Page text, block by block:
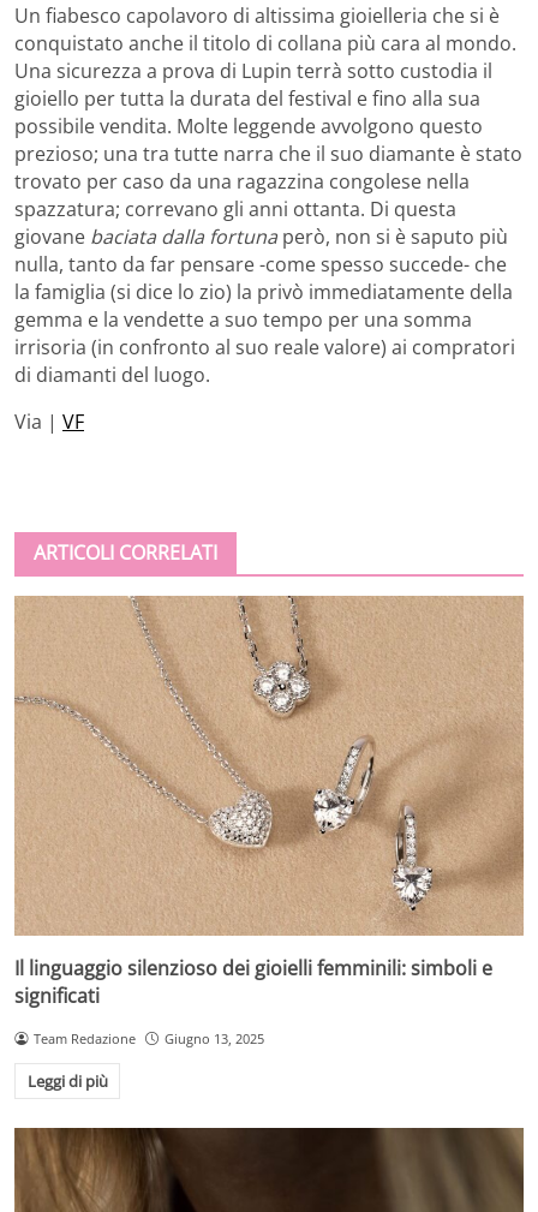
Un fiabesco capolavoro di altissima gioielleria che si è
conquistato anche il titolo di collana più cara al mondo.
Una sicurezza a prova di Lupin terrà sotto custodia il
gioiello per tutta la durata del festival e fino alla sua
possibile vendita. Molte leggende avvolgono questo
prezioso; una tra tutte narra che il suo diamante è stato
trovato per caso da una ragazzina congolese nella
spazzatura; correvano gli anni ottanta. Di questa
giovane baciata dalla fortuna però, non si è saputo più
nulla, tanto da far pensare -come spesso succede- che
la famiglia (si dice lo zio) la privò immediatamente della
gemma e la vendette a suo tempo per una somma
irrisoria (in confronto al suo reale valore) ai compratori
di diamanti del luogo.
Via | VF
ARTICOLI CORRELATI
Il linguaggio silenzioso dei gioielli femminili: simboli e
significati
Team Redazione Giugno 13, 2025
Leggi di più